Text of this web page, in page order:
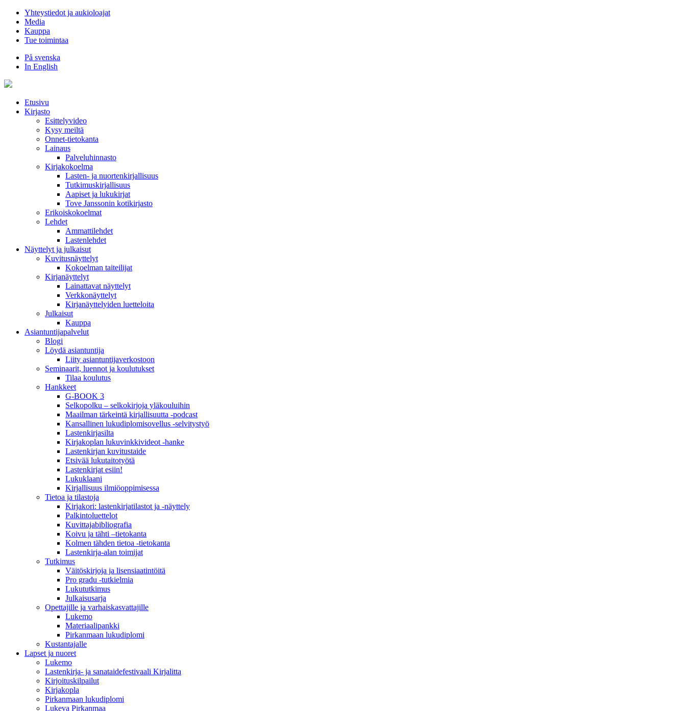
Hyppää
sisältöön
Yhteystiedot ja aukioloajat
Media
Kauppa
Tue toimintaa
På svenska
In English
Etusivu
Kirjasto
Esittelyvideo
Kysy meiltä
Onnet-tietokanta
Lainaus
Palveluhinnasto
Kirjakokoelma
Lasten- ja nuortenkirjallisuus
Tutkimuskirjallisuus
Aapiset ja lukukirjat
Tove Janssonin kotikirjasto
Erikoiskokoelmat
Lehdet
Ammattilehdet
Lastenlehdet
Näyttelyt ja julkaisut
Kuvitusnäyttelyt
Kokoelman taiteilijat
Kirjanäyttelyt
Lainattavat näyttelyt
Verkkonäyttelyt
Kirjanäyttelyiden luetteloita
Julkaisut
Kauppa
Asiantuntija­palvelut
Blogi
Löydä asiantuntija
Liity asiantuntijaverkostoon
Seminaarit, luennot ja koulutukset
Tilaa koulutus
Hankkeet
G-BOOK 3
Selkopolku – selkokirjoja yläkouluihin
Maailman tärkeintä kirjallisuutta -podcast
Kansallinen lukudiplomisovellus -selvitystyö
Lastenkirjasilta
Kirjakoplan lukuvinkkivideot -hanke
Lastenkirjan kuvitustaide
Etsivää lukutaitotyötä
Lastenkirjat esiin!
Lukuklaani
Kirjallisuus ilmiöoppimisessa
Tietoa ja tilastoja
Kirjakori: lastenkirjatilastot ja -näyttely
Palkintoluettelot
Kuvittaja­bibliografia
Koivu ja tähti –tietokanta
Kolmen tähden tietoa -tietokanta
Lastenkirja-alan toimijat
Tutkimus
Väitöskirjoja ja lisensiaatintöitä
Pro gradu -tutkielmia
Lukututkimus
Julkaisusarja
Opettajille ja varhaiskasvattajille
Lukemo
Materiaalipankki
Pirkanmaan lukudiplomi
Kustantajalle
Lapset ja nuoret
Lukemo
Lastenkirja- ja sanataidefestivaali Kirjalitta
Kirjoituskilpailut
Kirjakopla
Pirkanmaan lukudiplomi
Lukeva Pirkanmaa